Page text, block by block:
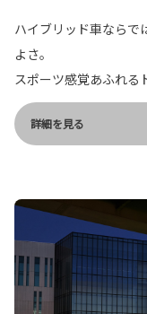
ハイブリッド車ならで
よさ。
スポーツ感覚あふれる
詳細を見る